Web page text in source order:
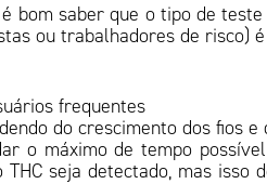
bom saber que o tipo de
ou trabalhadores de risco)
frequentes
do crescimento dos fios
o máximo de tempo
seja detectado, mas isso